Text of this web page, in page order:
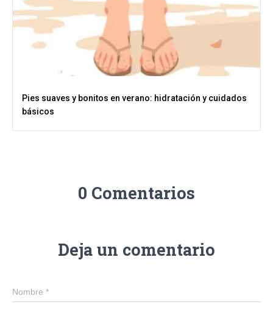
Pies suaves y bonitos en verano: hidratación y cuidados
básicos
0 Comentarios
Deja un comentario
Nombre *